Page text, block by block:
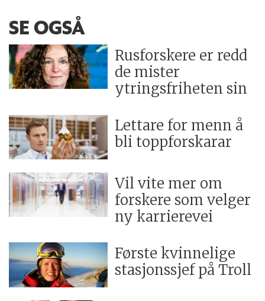
SE OGSÅ
Rusforskere er redd
de mister
ytringsfriheten sin
Lettare for menn å
bli toppforskarar
Vil vite mer om
forskere som velger
ny karrierevei
Første kvinnelige
stasjonssjef på Troll